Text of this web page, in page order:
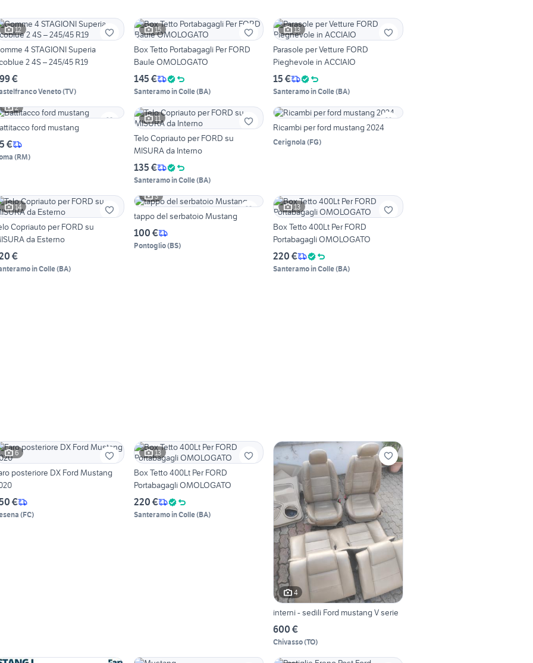
12
4 STAGIONI Superia
2 4S – 245/45 R19
€
Veneto(TV)
15
Box Tetto Portabagagli Per FORD
Baule OMOLOGATO
145 €
Santeramo in Colle(BA)
13
Parasole per Vetture FORD
Pieghevole in ACCIAIO
15 €
Santeramo in Colle(BA)
2
ford mustang
€
(RM)
11
Telo Copriauto per FORD su
MISURA da Interno
135 €
Santeramo in Colle(BA)
Ricambi per ford mustang 2024
Cerignola (FG)
14
Copriauto per FORD su
da Esterno
€
in Colle(BA)
3
tappo del serbatoio Mustang
100 €
Pontoglio(BS)
13
Box Tetto 400Lt Per FORD
Portabagagli OMOLOGATO
220 €
Santeramo in Colle(BA)
6
posteriore DX Ford Mustang
€
(FC)
13
Box Tetto 400Lt Per FORD
Portabagagli OMOLOGATO
220 €
Santeramo in Colle(BA)
4
interni - sedili Ford mustang V serie
600 €
Chivasso(TO)